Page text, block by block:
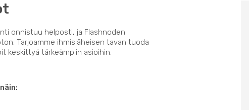
onnistuu helposti, ja Flashnoden
Tarjoamme ihmisläheisen tavan tuoda
keskittyä tärkeämpiin asioihin.